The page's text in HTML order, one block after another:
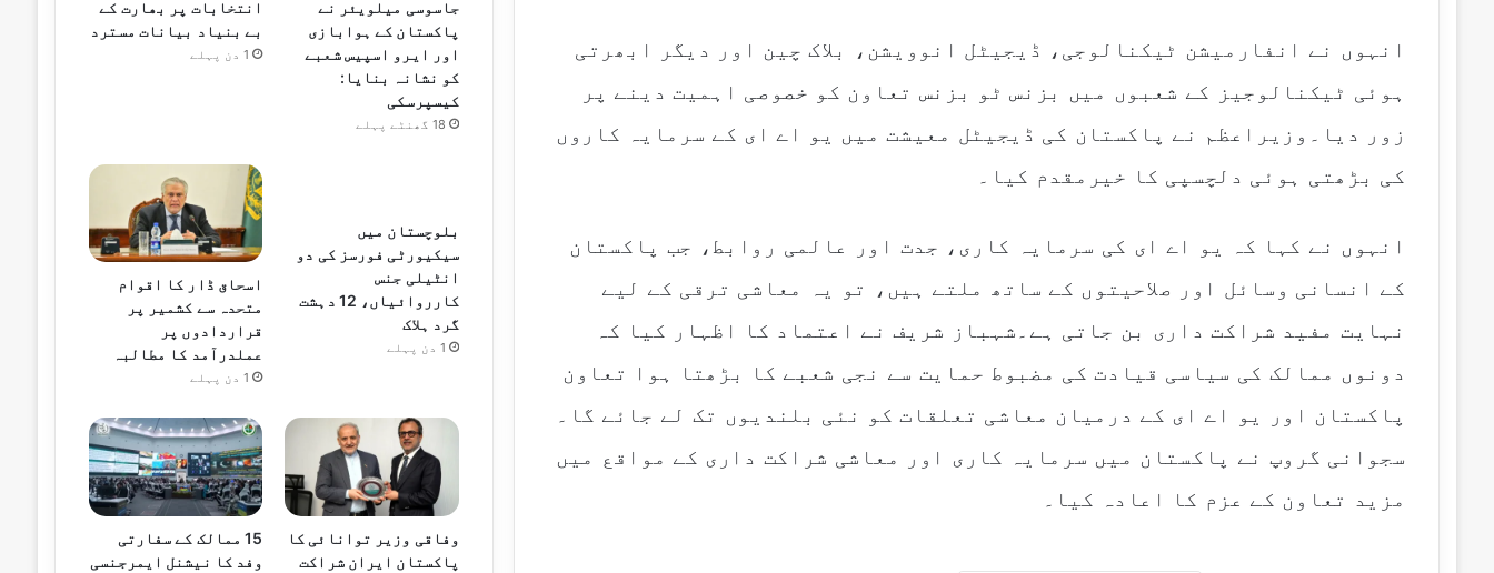
انہوں نے انفارمیشن ٹیکنالوجی، ڈیجیٹل انوویشن، بلاک چین اور دیگر ابھرتی
ہوئی ٹیکنالوجیز کے شعبوں میں بزنس ٹو بزنس تعاون کو خصوصی اہمیت دینے پر
زور دیا۔وزیراعظم نے پاکستان کی ڈیجیٹل معیشت میں یو اے ای کے سرمایہ کاروں
کی بڑھتی ہوئی دلچسپی کا خیرمقدم کیا۔
انہوں نے کہا کہ یو اے ای کی سرمایہ کاری، جدت اور عالمی روابط، جب پاکستان
کے انسانی وسائل اور صلاحیتوں کے ساتھ ملتے ہیں، تو یہ معاشی ترقی کے لیے
نہایت مفید شراکت داری بن جاتی ہے۔شہباز شریف نے اعتماد کا اظہار کیا کہ
دونوں ممالک کی سیاسی قیادت کی مضبوط حمایت سے نجی شعبے کا بڑھتا ہوا تعاون
پاکستان اور یو اے ای کے درمیان معاشی تعلقات کو نئی بلندیوں تک لے جائے گا۔
سجوانی گروپ نے پاکستان میں سرمایہ کاری اور معاشی شراکت داری کے مواقع میں
مزید تعاون کے عزم کا اعادہ کیا۔
جاسوسی میلویئر نے
پاکستان کے ہوابازی
اور ایرو اسپیس شعبے
کو نشانہ بنایا:
کیسپرسکی
18 گھنٹے پہلے
انتخابات پر بھارت کے
بے بنیاد بیانات مسترد
1 دن پہلے
بلوچستان میں
سیکیورٹی فورسز کی دو
انٹیلی جنس
کارروائیاں، 12 دہشت
گرد ہلاک
1 دن پہلے
اسحاق ڈار کا اقوام
متحدہ سے کشمیر پر
قراردادوں پر
عملدرآمد کا مطالبہ
1 دن پہلے
وفاقی وزیر توانائی کا
پاکستان ایران شراکت
15 ممالک کے سفارتی
وفد کا نیشنل ایمرجنسی